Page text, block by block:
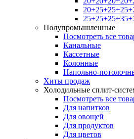
Полупромышленные
Посмотреть все
Канальные
Кассетные
Колонные
Напольно-
Хиты продаж
Холодильные сплит-
Посмотреть все
Для напитков
Для овощей
Для продуктов
Для цветов